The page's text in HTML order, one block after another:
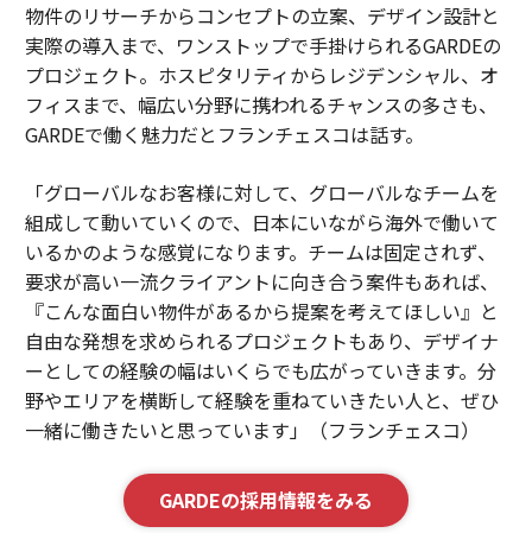
物件のリサーチからコンセプトの立案、デザイン設計と
実際の導入まで、ワンストップで手掛けられるGARDEの
プロジェクト。ホスピタリティからレジデンシャル、オ
フィスまで、幅広い分野に携われるチャンスの多さも、
GARDEで働く魅力だとフランチェスコは話す。
「グローバルなお客様に対して、グローバルなチームを
組成して動いていくので、日本にいながら海外で働いて
いるかのような感覚になります。チームは固定されず、
要求が高い一流クライアントに向き合う案件もあれば、
『こんな面白い物件があるから提案を考えてほしい』と
自由な発想を求められるプロジェクトもあり、デザイナ
ーとしての経験の幅はいくらでも広がっていきます。分
野やエリアを横断して経験を重ねていきたい人と、ぜひ
一緒に働きたいと思っています」（フランチェスコ）
GARDEの採用情報をみる